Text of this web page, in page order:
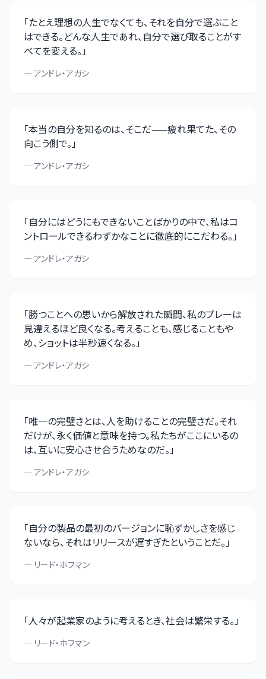
「たとえ理想の人生でなくても、それを自分で選ぶこと
はできる。どんな人生であれ、自分で選び取ることがす
べてを変える。」
— アンドレ・アガシ
「本当の自分を知るのは、そこだ——疲れ果てた、その
向こう側で。」
— アンドレ・アガシ
「自分にはどうにもできないことばかりの中で、私はコ
ントロールできるわずかなことに徹底的にこだわる。」
— アンドレ・アガシ
「勝つことへの思いから解放された瞬間、私のプレーは
見違えるほど良くなる。考えることも、感じることもや
め、ショットは半秒速くなる。」
— アンドレ・アガシ
「唯一の完璧さとは、人を助けることの完璧さだ。それ
だけが、永く価値と意味を持つ。私たちがここにいるの
は、互いに安心させ合うためなのだ。」
— アンドレ・アガシ
「自分の製品の最初のバージョンに恥ずかしさを感じ
ないなら、それはリリースが遅すぎたということだ。」
— リード・ホフマン
「人々が起業家のように考えるとき、社会は繁栄する。」
— リード・ホフマン